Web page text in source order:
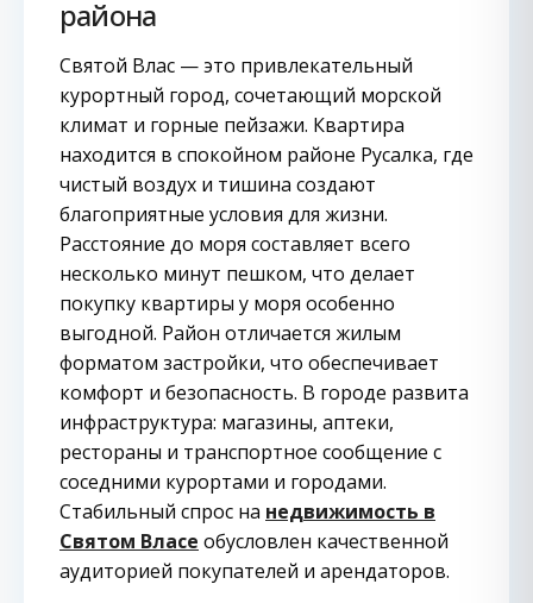
района
Святой Влас — это привлекательный
курортный город, сочетающий морской
климат и горные пейзажи. Квартира
находится в спокойном районе Русалка, где
чистый воздух и тишина создают
благоприятные условия для жизни.
Расстояние до моря составляет всего
несколько минут пешком, что делает
покупку квартиры у моря особенно
выгодной. Район отличается жилым
форматом застройки, что обеспечивает
комфорт и безопасность. В городе развита
инфраструктура: магазины, аптеки,
рестораны и транспортное сообщение с
соседними курортами и городами.
Стабильный спрос на недвижимость в
Святом Власе обусловлен качественной
аудиторией покупателей и арендаторов.